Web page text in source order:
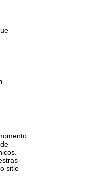
sitio